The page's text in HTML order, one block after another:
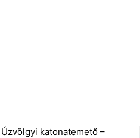
Úzvölgyi katonatemető –